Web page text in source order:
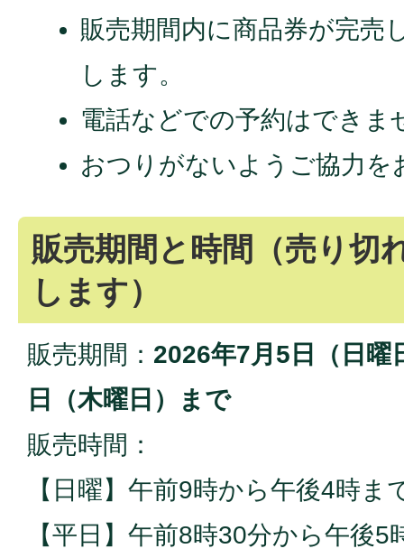
販売期間内に商品券が完売
します。
電話などでの予約はできま
おつりがないようご協力を
販売期間と時間（売り切
します）
販売期間： 2026年7月5日（日曜
日（木曜日）まで
販売時間：
【日曜】午前9時から午後4時ま
【平日】午前8時30分から午後5